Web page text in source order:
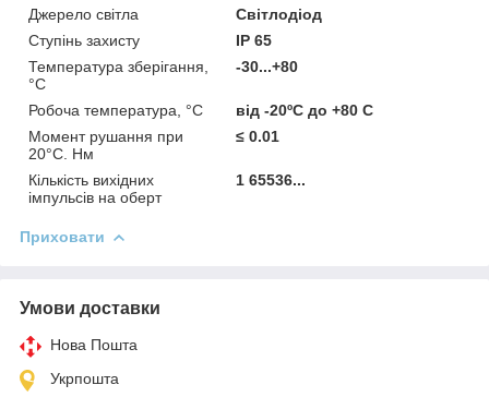
Джерело світла
Світлодіод
Ступінь захисту
IP 65
Температура зберігання,
°C
-30...+80
Робоча температура, °C
від -20ºС до +80 С
Момент рушання при
20°C. Нм
≤ 0.01
Кількість вихідних
імпульсів на оберт
1 65536...
Приховати
Умови доставки
Нова Пошта
Укрпошта